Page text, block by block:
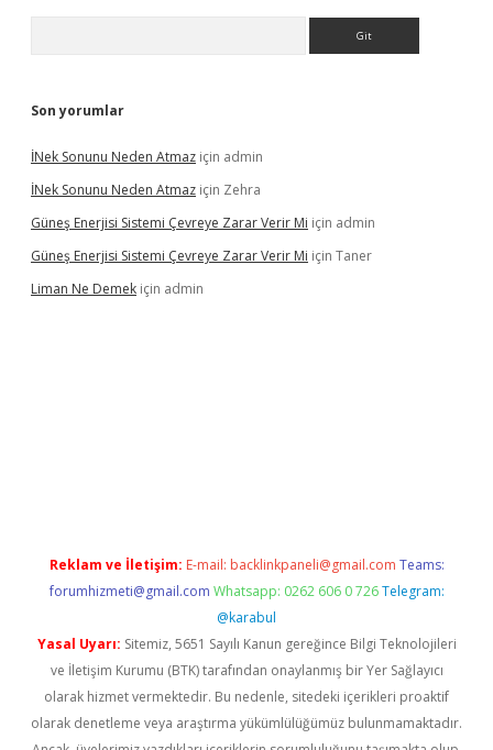
Son yorumlar
İNek Sonunu Neden Atmaz için admin
İNek Sonunu Neden Atmaz için Zehra
Güneş Enerjisi Sistemi Çevreye Zarar Verir Mi için admin
Güneş Enerjisi Sistemi Çevreye Zarar Verir Mi için Taner
Liman Ne Demek için admin
Reklam ve İletişim: E-mail: backlinkpaneli@gmail.com Teams:
forumhizmeti@gmail.com Whatsapp: 0262 606 0 726 Telegram:
@karabul
Yasal Uyarı: Sitemiz, 5651 Sayılı Kanun gereğince Bilgi Teknolojileri
ve İletişim Kurumu (BTK) tarafından onaylanmış bir Yer Sağlayıcı
olarak hizmet vermektedir. Bu nedenle, sitedeki içerikleri proaktif
olarak denetleme veya araştırma yükümlülüğümüz bulunmamaktadır.